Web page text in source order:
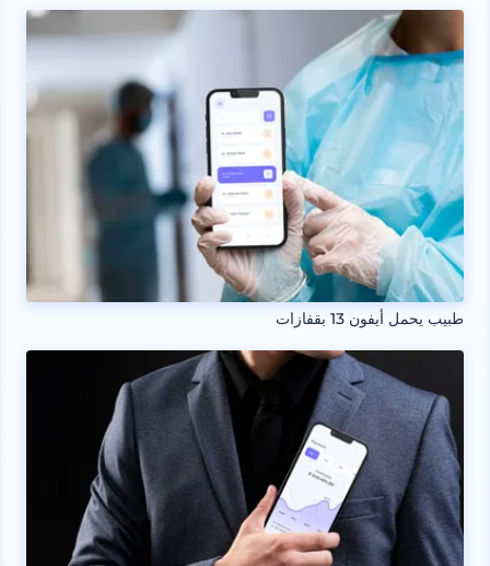
طبيب يحمل أيفون 13 بقفازات